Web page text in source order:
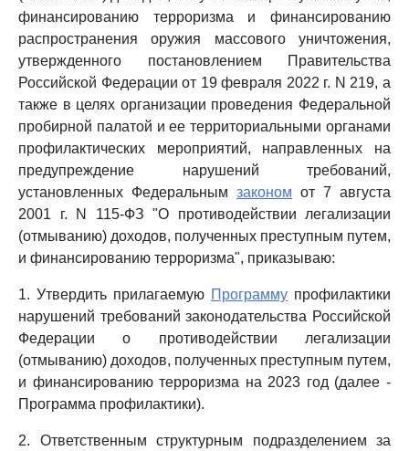
финансированию терроризма и финансированию
распространения оружия массового уничтожения,
утвержденного постановлением Правительства
Российской Федерации от 19 февраля 2022 г. N 219, а
также в целях организации проведения Федеральной
пробирной палатой и ее территориальными органами
профилактических мероприятий, направленных на
предупреждение нарушений требований,
установленных Федеральным законом от 7 августа
2001 г. N 115-ФЗ "О противодействии легализации
(отмыванию) доходов, полученных преступным путем,
и финансированию терроризма", приказываю:
1. Утвердить прилагаемую Программу профилактики
нарушений требований законодательства Российской
Федерации о противодействии легализации
(отмыванию) доходов, полученных преступным путем,
и финансированию терроризма на 2023 год (далее -
Программа профилактики).
2. Ответственным структурным подразделением за